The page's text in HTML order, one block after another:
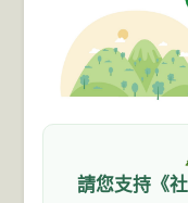
請您支持《